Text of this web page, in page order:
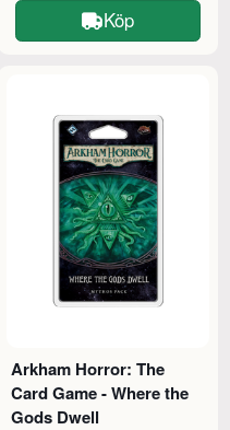
Köp
Arkham Horror: The
Card Game - Where the
Gods Dwell